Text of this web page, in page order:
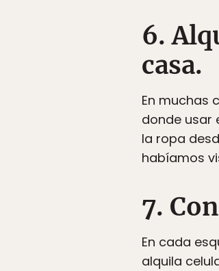
6.
casa.
En muchas
donde usar
la ropa
habíamos
7.
En cada
alquila